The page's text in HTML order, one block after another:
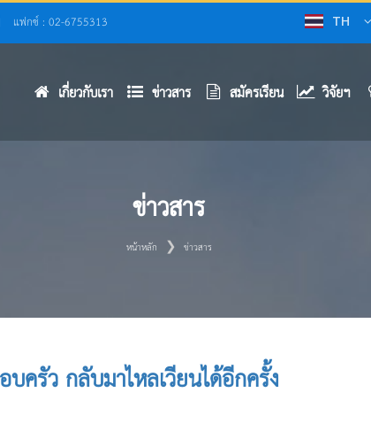
แฟกซ์ : 02-6755313 TH
เกี่ยวกับเรา ข่าวสาร สมัครเรียน วิจัยฯ
ข่าวสาร
หน้าหลัก ข่าวสาร
ครัว กลับมาไหลเวียนได้อีกครั้ง